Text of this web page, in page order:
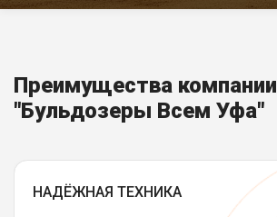
Преимущества компании
"Бульдозеры Всем Уфа"
НАДЁЖНАЯ ТЕХНИКА